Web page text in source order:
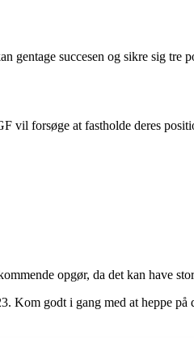
gentage succesen og sikre sig tre
forsøge at fastholde deres
opgør, da det kan have
godt i gang med at heppe